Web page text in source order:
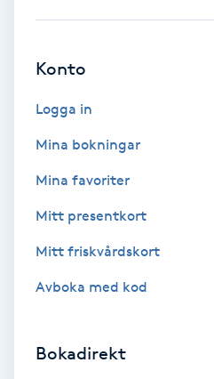
Fettreducering
Fibromassage
Fotmassage
Fotvård
Konto
Logga in
Mina bokningar
Mina favoriter
Mitt presentkort
Mitt friskvårdskort
Avboka med kod
Bokadirekt